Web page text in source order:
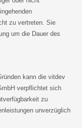
zu vertreten. Sie
um die Dauer des
kann die vitdev
verpflichtet sich
zu
unverzüglich